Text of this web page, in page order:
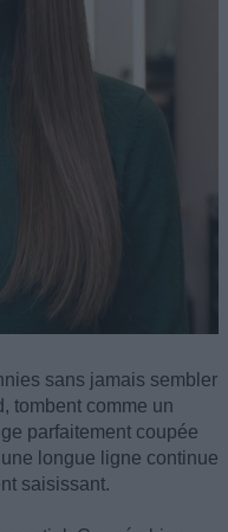
sans jamais sembler
tombent comme un
parfaitement coupée
longue ligne continue
saisissant.